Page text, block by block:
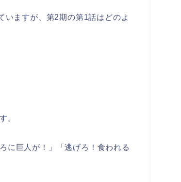
いますが、第2期の第1話はどのよ
。
に巨人が！」「逃げろ！食われる